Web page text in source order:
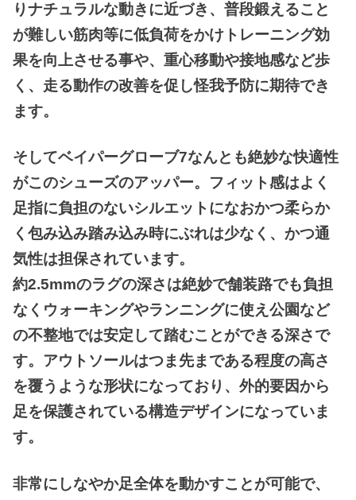
りナチュラルな動きに近づき、普段鍛えること
が難しい筋肉等に低負荷をかけトレーニング効
果を向上させる事や、重心移動や接地感など歩
く、走る動作の改善を促し怪我予防に期待でき
ます。
そしてベイパーグローブ7なんとも絶妙な快適性
がこのシューズのアッパー。フィット感はよく
足指に負担のないシルエットになおかつ柔らか
く包み込み踏み込み時にぶれは少なく、かつ通
気性は担保されています。
約2.5mmのラグの深さは絶妙で舗装路でも負担
なくウォーキングやランニングに使え公園など
の不整地では安定して踏むことができる深さで
す。アウトソールはつま先まである程度の高さ
を覆うような形状になっており、外的要因から
足を保護されている構造デザインになっていま
す。
非常にしなやか足全体を動かすことが可能で、